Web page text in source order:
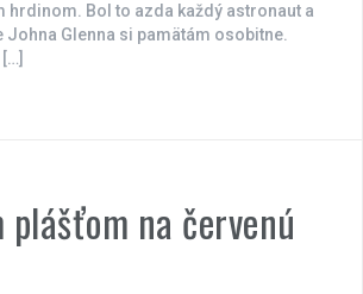
hrdinom. Bol to azda každý astronaut a
Johna Glenna si pamätám osobitne.
plášťom na červenú